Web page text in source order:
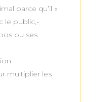
parce qu’il «
le public,-
ou ses
multiplier les